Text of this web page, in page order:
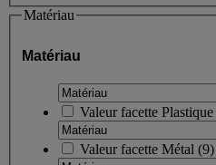
Matériau
Matériau
Valeur facette Plastique
Valeur facette Métal (9)